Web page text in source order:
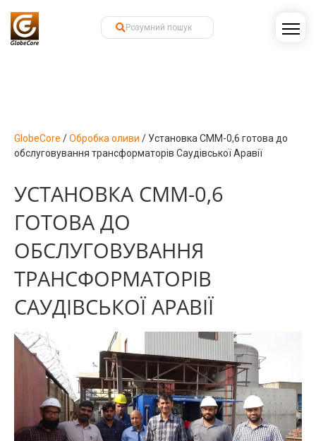
GlobeCore /Обробка оливи / Установка СММ-0,6 готова до
обслуговування трансформаторів Саудівської Аравії
УСТАНОВКА СММ-0,6
ГОТОВА ДО
ОБСЛУГОВУВАННЯ
ТРАНСФОРМАТОРІВ
САУДІВСЬКОЇ АРАВІЇ